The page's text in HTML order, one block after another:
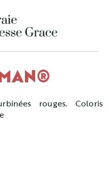
rouges. Coloris